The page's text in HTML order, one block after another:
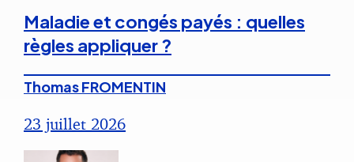
Maladie et congés payés : quelles
règles appliquer ?
Thomas FROMENTIN
23 juillet 2026